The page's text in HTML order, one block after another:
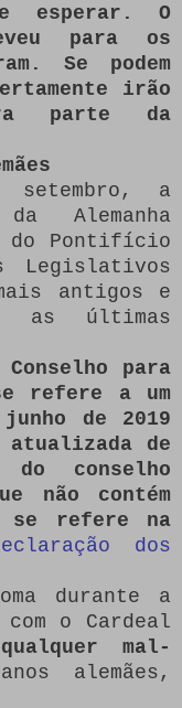
esperar. O
para os
Se podem
irão
parte da
a
Alemanha
do Pontifício
Legislativos
antigos e
as últimas
para
refere a um
de 2019
atualizada de
conselho
não contém
se refere na
dos
durante a
o Cardeal
mal-
alemães,